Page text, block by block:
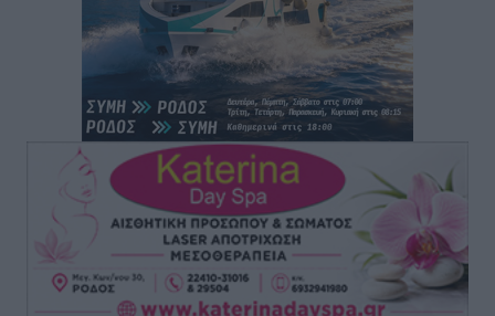
6ο Kalymnos 3X3: Ολοκληρώθηκε με μεγάλη επιτυχία,
νικητές οι VAR!
Αθλητικά• πριν 3 ώρες
Νέα αεροσκάφη, drones, δασοκομάντος: Τι έχει
αλλάξει στην Πολιτική Προστασί
Ειδήσεις πριν 3 ώρες
Άδωνις Γεωργιάδης στον RV: “Στο υπουργείο
εξετάζουμε την θεσμοθέτηση τρίτης κατηγορίας